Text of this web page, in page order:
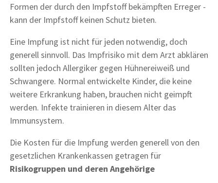
Formen der durch den Impfstoff bekämpften Erreger -
kann der Impfstoff keinen Schutz bieten.
Eine Impfung ist nicht für jeden notwendig, doch
generell sinnvoll. Das Impfrisiko mit dem Arzt abklären
sollten jedoch Allergiker gegen Hühnereiweiß und
Schwangere. Normal entwickelte Kinder, die keine
weitere Erkrankung haben, brauchen nicht geimpft
werden. Infekte trainieren in diesem Alter das
Immunsystem.
Die Kosten für die Impfung werden generell von den
gesetzlichen Krankenkassen getragen für
Risikogruppen und deren Angehörige